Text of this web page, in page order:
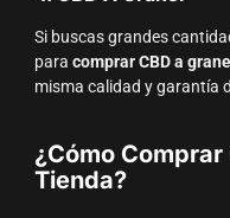
Si buscas grandes
para comprar CBD a granel
misma calidad y garantía
¿Cómo Comprar
Tienda?